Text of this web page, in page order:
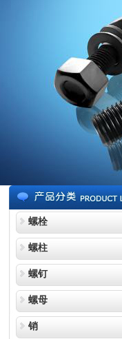
螺栓
螺柱
螺钉
螺母
销